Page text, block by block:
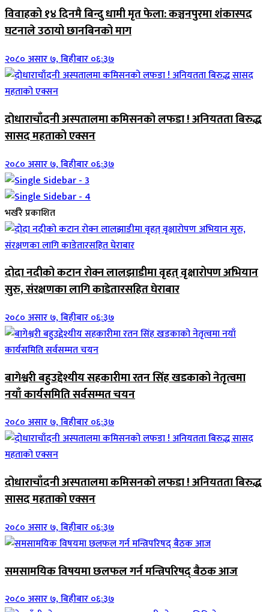
विवाहको १४ दिनमै बिन्दु धामी मृत फेला: कञ्चनपुरमा शंकास्पद
घटनाले उठायो छानबिनको माग
२०८० असार ७, बिहीबार ०६:३७
दोधाराचाँदनी अस्पतालमा कमिसनको लफडा ! अनियतता बिरुद्ध
सासद महताको एक्सन
२०८० असार ७, बिहीबार ०६:३७
भर्खरै प्रकाशित
दोदा नदीको कटान रोक्न लालझाडीमा वृहत् वृक्षारोपण अभियान
सुरु, संरक्षणका लागि काडेतारसहित घेराबार
२०८० असार ७, बिहीबार ०६:३७
बागेश्वरी बहुउद्देश्यीय सहकारीमा रतन सिंह खडकाको नेतृत्वमा
नयाँ कार्यसमिति सर्वसम्मत चयन
२०८० असार ७, बिहीबार ०६:३७
दोधाराचाँदनी अस्पतालमा कमिसनको लफडा ! अनियतता बिरुद्ध
सासद महताको एक्सन
२०८० असार ७, बिहीबार ०६:३७
समसामयिक विषयमा छलफल गर्न मन्त्रिपरिषद् बैठक आज
२०८० असार ७, बिहीबार ०६:३७